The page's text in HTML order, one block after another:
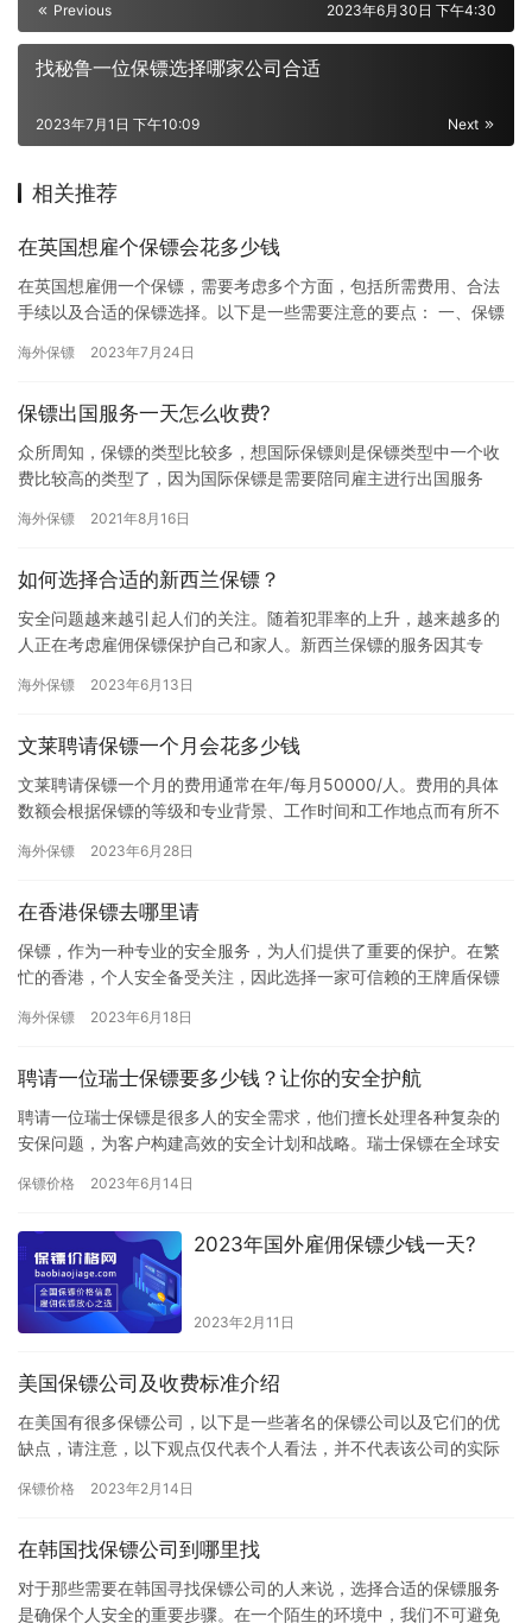
Previous 2023年6月30日 下午4:30
找秘鲁一位保镖选择哪家公司合适
Next
2023年7月1日 下午10:09
相关推荐
在英国想雇个保镖会花多少钱
在英国想雇佣一个保镖，需要考虑多个方面，包括所需费用、合法
手续以及合适的保镖选择。以下是一些需要注意的要点： 一、保镖
通…
海外保镖 2023年7月24日
保镖出国服务一天怎么收费?
众所周知，保镖的类型比较多，想国际保镖则是保镖类型中一个收
费比较高的类型了，因为国际保镖是需要陪同雇主进行出国服务
险的几率…
海外保镖 2021年8月16日
如何选择合适的新西兰保镖？
安全问题越来越引起人们的关注。随着犯罪率的上升，越来越多的
人正在考虑雇佣保镖保护自己和家人。新西兰保镖的服务因其专
以下是一…
海外保镖 2023年6月13日
文莱聘请保镖一个月会花多少钱
文莱聘请保镖一个月的费用通常在年/每月50000/人。费用的具体
数额会根据保镖的等级和专业背景、工作时间和工作地点而有所不
海外保镖 2023年6月28日
在香港保镖去哪里请
保镖，作为一种专业的安全服务，为人们提供了重要的保护。在繁
忙的香港，个人安全备受关注，因此选择一家可信赖的王牌盾保镖
首先…
海外保镖 2023年6月18日
聘请一位瑞士保镖要多少钱？让你的安全护航
聘请一位瑞士保镖是很多人的安全需求，他们擅长处理各种复杂的
安保问题，为客户构建高效的安全计划和战略。瑞士保镖在全球安
能。但…
保镖价格 2023年6月14日
2023年国外雇佣保镖少钱一天?
2023年2月11日
美国保镖公司及收费标准介绍
在美国有很多保镖公司，以下是一些著名的保镖公司以及它们的优
缺点，请注意，以下观点仅代表个人看法，并不代表该公司的实际
的背景…
保镖价格 2023年2月14日
在韩国找保镖公司到哪里找
对于那些需要在韩国寻找保镖公司的人来说，选择合适的保镖服务
是确保个人安全的重要步骤。在一个陌生的环境中，我们不可避免